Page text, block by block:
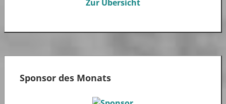
Zur Übersicht
Sponsor des Monats